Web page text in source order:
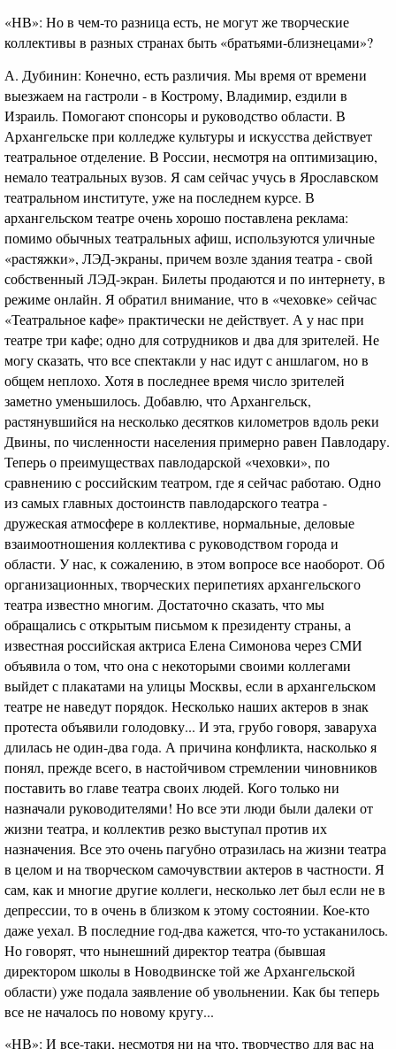
«НВ»: Но в чем-то разница есть, не могут же творческие
коллективы в разных странах быть «братьями-близнецами»?
А. Дубинин: Конечно, есть различия. Мы время от времени
выезжаем на гастроли - в Кострому, Владимир, ездили в
Израиль. Помогают спонсоры и руководство области. В
Архангельске при колледже культуры и искусства действует
театральное отделение. В России, несмотря на оптимизацию,
немало театральных вузов. Я сам сейчас учусь в Ярославском
театральном институте, уже на последнем курсе. В
архангельском театре очень хорошо поставлена реклама:
помимо обычных театральных афиш, используются уличные
«растяжки», ЛЭД-экраны, причем возле здания театра - свой
собственный ЛЭД-экран. Билеты продаются и по интернету, в
режиме онлайн. Я обратил внимание, что в «чеховке» сейчас
«Театральное кафе» практически не действует. А у нас при
театре три кафе; одно для сотрудников и два для зрителей. Не
могу сказать, что все спектакли у нас идут с аншлагом, но в
общем неплохо. Хотя в последнее время число зрителей
заметно уменьшилось. Добавлю, что Архангельск,
растянувшийся на несколько десятков километров вдоль реки
Двины, по численности населения примерно равен Павлодару.
Теперь о преимуществах павлодарской «чеховки», по
сравнению с российским театром, где я сейчас работаю. Одно
из самых главных достоинств павлодарского театра -
дружеская атмосфере в коллективе, нормальные, деловые
взаимоотношения коллектива с руководством города и
области. У нас, к сожалению, в этом вопросе все наоборот. Об
организационных, творческих перипетиях архангельского
театра известно многим. Достаточно сказать, что мы
обращались с открытым письмом к президенту страны, а
известная российская актриса Елена Симонова через СМИ
объявила о том, что она с некоторыми своими коллегами
выйдет с плакатами на улицы Москвы, если в архангельском
театре не наведут порядок. Несколько наших актеров в знак
протеста объявили голодовку... И эта, грубо говоря, заваруха
длилась не один-два года. А причина конфликта, насколько я
понял, прежде всего, в настойчивом стремлении чиновников
поставить во главе театра своих людей. Кого только ни
назначали руководителями! Но все эти люди были далеки от
жизни театра, и коллектив резко выступал против их
назначения. Все это очень пагубно отразилась на жизни театра
в целом и на творческом самочувствии актеров в частности. Я
сам, как и многие другие коллеги, несколько лет был если не в
депрессии, то в очень в близком к этому состоянии. Кое-кто
даже уехал. В последние год-два кажется, что-то устаканилось.
Но говорят, что нынешний директор театра (бывшая
директором школы в Новодвинске той же Архангельской
области) уже подала заявление об увольнении. Как бы теперь
все не началось по новому кругу...
«НВ»: И все-таки, несмотря ни на что, творчество для вас на